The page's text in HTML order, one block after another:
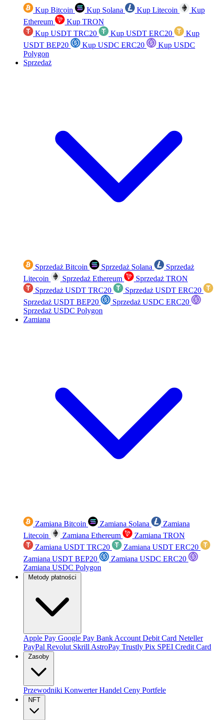
Kup Bitcoin Kup Solana Kup Litecoin
Kup
Ethereum
Kup TRON
Kup USDT TRC20
Kup USDT ERC20
Kup
USDT BEP20
Kup USDC ERC20
Kup USDC
Polygon
Sprzedaż
Sprzedaż Bitcoin Sprzedaż Solana
Sprzedaż
Litecoin
Sprzedaż Ethereum
Sprzedaż TRON
Sprzedaż USDT TRC20
Sprzedaż USDT ERC20
Sprzedaż USDT BEP20
Sprzedaż USDC ERC20
Sprzedaż USDC Polygon
Zamiana
Zamiana Bitcoin Zamiana Solana
Zamiana
Litecoin
Zamiana Ethereum
Zamiana TRON
Zamiana USDT TRC20
Zamiana USDT ERC20
Zamiana USDT BEP20
Zamiana USDC ERC20
Zamiana USDC Polygon
Metody płatności
Apple Pay Google Pay Bank Account Debit Card Neteller
PayPal Revolut Skrill AstroPay Trustly Pix SPEI Credit Card
Zasoby
Przewodniki KonwerterHandel Ceny Portfele
NFT